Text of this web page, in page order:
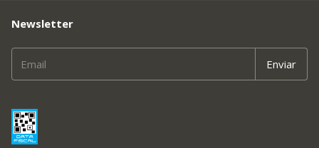
Newsletter